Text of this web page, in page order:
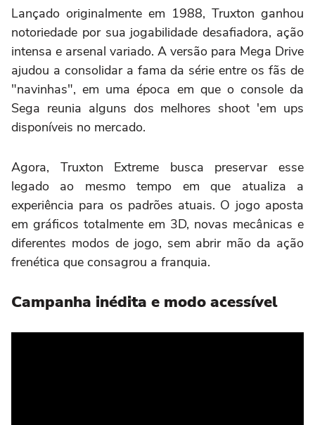
Lançado originalmente em 1988, Truxton ganhou
notoriedade por sua jogabilidade desafiadora, ação
intensa e arsenal variado. A versão para Mega Drive
ajudou a consolidar a fama da série entre os fãs de
"navinhas", em uma época em que o console da
Sega reunia alguns dos melhores shoot 'em ups
disponíveis no mercado.
Agora, Truxton Extreme busca preservar esse
legado ao mesmo tempo em que atualiza a
experiência para os padrões atuais. O jogo aposta
em gráficos totalmente em 3D, novas mecânicas e
diferentes modos de jogo, sem abrir mão da ação
frenética que consagrou a franquia.
Campanha inédita e modo acessível